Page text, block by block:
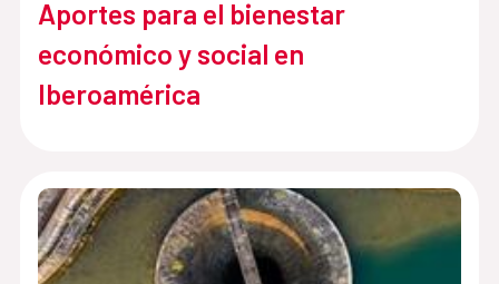
Aportes para el bienestar
económico y social en
Iberoamérica